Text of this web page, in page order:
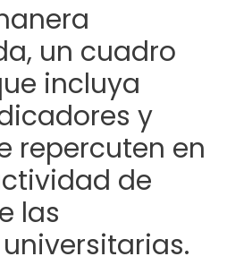
un cuadro
incluya
y
repercuten en
de
las